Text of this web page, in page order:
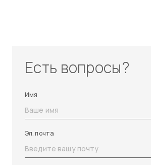
Есть вопросы?
Имя
Эл. почта